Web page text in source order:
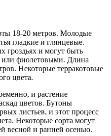
18-20 метров. Молодые
гладкие и глянцевые.
гроздьях и могут быть
фиолетовыми. Длина
Некоторые терракотовые
цвета.
и растение
цветов. Бутоны
листьев, и этот процесс
Некоторые сорта могут
весной и ранней осенью.